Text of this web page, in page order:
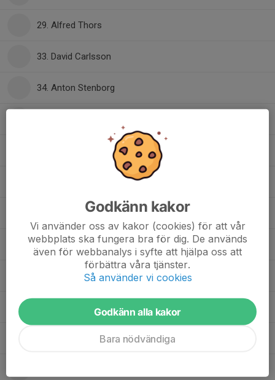
29. Alfred Thors
33. David Carlsson
34. Anton Stenborg
44. Ahlbin Hernod
51. Edvin Åström
70. August Eriksson
71. Miloš Pušac
88. Wille Mårtensson
Godkänn kakor
Vi använder oss av kakor (cookies) för att vår
webbplats ska fungera bra för dig. De används
även för webbanalys i syfte att hjälpa oss att
förbättra våra tjänster.
Så använder vi cookies
Godkänn alla kakor
Bara nödvändiga